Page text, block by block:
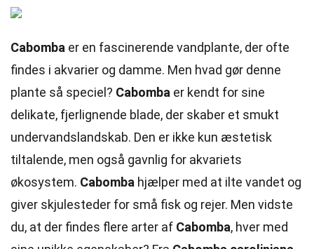
Cabomba er en fascinerende vandplante, der ofte
findes i akvarier og damme. Men hvad gør denne
plante så speciel? Cabomba er kendt for sine
delikate, fjerlignende blade, der skaber et smukt
undervandslandskab. Den er ikke kun æstetisk
tiltalende, men også gavnlig for akvariets
økosystem. Cabomba hjælper med at ilte vandet og
giver skjulesteder for små fisk og rejer. Men vidste
du, at der findes flere arter af Cabomba, hver med